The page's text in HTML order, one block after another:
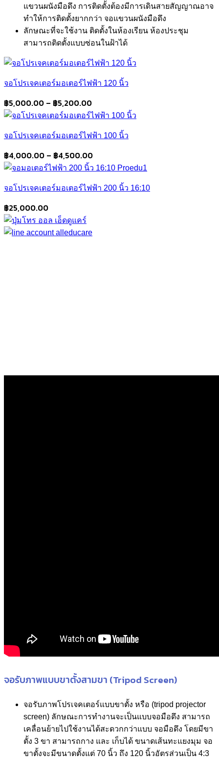
แขวนผนังมือดึง การติดตั้งต้องมีการเดินสายสัญญาณอาจ
ทำให้การติดตั้งยากกว่า จอแขวนผนังมือดึง
ลักษณะที่จะใช้งาน ติดตั้งในห้องเรียน ห้องประชุม
สามารถติดตั้งแบบซ่อนในฝ้าได้
จอโปรเจคเตอร์มอเตอร์ไฟฟ้า 120 นิ้ว
฿5,000.00 – ฿5,200.00Price
range:
through
฿5,200.00
จอโปรเจคเตอร์มอเตอร์ไฟฟ้า 100 นิ้ว
฿4,000.00 – ฿4,500.00Price
range:
through
จอโปรเจคเตอร์มอเตอร์ไฟฟ้า 200 นิ้ว 16:10
฿25,000.00
จอรับภาพแบบขาตั้งสามขา (Tripod Screen)
จอรับภาพโปรเจคเตอร์แบบขาตั้ง หรือ (tripod projector
screen) ลักษณะการทำงานจะเป็นแบบจอมือดึง สามารถ
เคลื่อนย้ายไปใช้งานได้สะดวกกว่าแบบ จอมือดึง โดยมีขา
ตั้ง 3 ขา สามารถกาง และ เก็บได้ ขนาดเส้นทะแยงมุม จอ
ขาตั้งจะมีขนาดตั้งแต่ 70 นิ้ว ถึง 120 นิ้วอัตรส่วนเป็น 4:3